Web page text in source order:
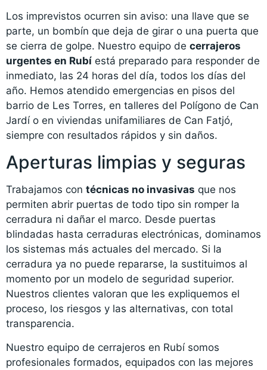
Los imprevistos ocurren sin aviso: una llave que se
parte, un bombín que deja de girar o una puerta que
se cierra de golpe. Nuestro equipo de cerrajeros
urgentes en Rubí está preparado para responder de
inmediato, las 24 horas del día, todos los días del
año. Hemos atendido emergencias en pisos del
barrio de Les Torres, en talleres del Polígono de Can
Jardí o en viviendas unifamiliares de Can Fatjó,
siempre con resultados rápidos y sin daños.
Aperturas limpias y seguras
Trabajamos con técnicas no invasivas que nos
permiten abrir puertas de todo tipo sin romper la
cerradura ni dañar el marco. Desde puertas
blindadas hasta cerraduras electrónicas, dominamos
los sistemas más actuales del mercado. Si la
cerradura ya no puede repararse, la sustituimos al
momento por un modelo de seguridad superior.
Nuestros clientes valoran que les expliquemos el
proceso, los riesgos y las alternativas, con total
transparencia.
Nuestro equipo de cerrajeros en Rubí somos
profesionales formados, equipados con las mejores